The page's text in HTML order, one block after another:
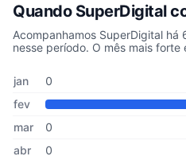
Quando SuperDigital
Acompanhamos SuperDigital
nesse período. O mês mais forte
Cupons de SuperDigital
Mês Cupons publicados
jan
0
fev
mar
0
abr
0